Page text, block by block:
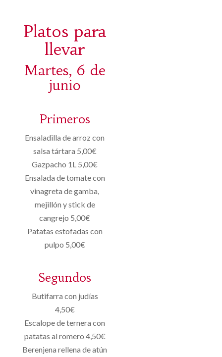
Platos para
llevar
Martes, 6 de
junio
Primeros
Ensaladilla de arroz con
salsa tártara 5,00€
Gazpacho 1L 5,00€
Ensalada de tomate con
vinagreta de gamba,
mejillón y stick de
cangrejo 5,00€
Patatas estofadas con
pulpo 5,00€
Segundos
Butifarra con judías
4,50€
Escalope de ternera con
patatas al romero 4,50€
Berenjena rellena de atún